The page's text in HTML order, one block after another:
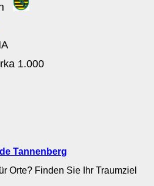
1.000
Tannenberg
Orte? Finden Sie Ihr Traumziel